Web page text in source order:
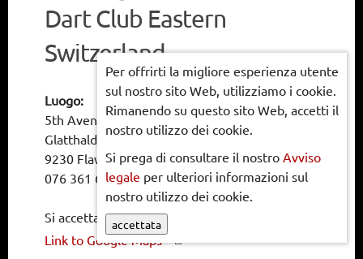
Dart Club Eastern
Switzerland
Luogo:
5th Avenue
Glatthaldenstrasse 5
9230 Flawil
076 361 6102
Si accettano solo pagamenti in contanti
Link to Google Maps
Per offrirti la migliore esperienza utente
sul nostro sito Web, utilizziamo i cookie.
Rimanendo su questo sito Web, accetti il
nostro utilizzo dei cookie.
Si prega di consultare il nostro Avviso
legale per ulteriori informazioni sul
nostro utilizzo dei cookie.
accettata